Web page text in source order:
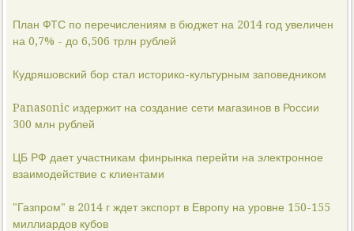
План ФТС по перечислениям в бюджет на 2014 год увеличен
на 0,7% - до 6,506 трлн рублей
Кудряшовский бор стал историко-культурным заповедником
Panasonic издержит на создание сети магазинов в России
300 млн рублей
ЦБ РФ дает участникам финрынка перейти на электронное
взаимодействие с клиентами
"Газпром" в 2014 г ждет экспорт в Европу на уровне 150-155
миллиардов кубов